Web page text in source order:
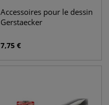
Accessoires pour le dessin
Gerstaecker
7,75 €